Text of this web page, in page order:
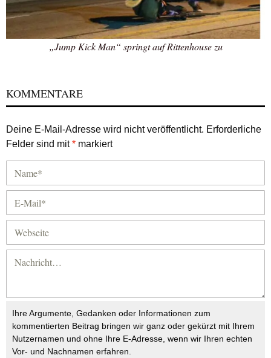
„Jump Kick Man“ springt auf Rittenhouse zu
KOMMENTARE
Deine E-Mail-Adresse wird nicht veröffentlicht. Erforderliche
Felder sind mit* markiert
Ihre Argumente, Gedanken oder Informationen zum
kommentierten Beitrag bringen wir ganz oder gekürzt mit Ihrem
Nutzernamen und ohne Ihre E-Adresse, wenn wir Ihren echten
Vor- und Nachnamen erfahren.